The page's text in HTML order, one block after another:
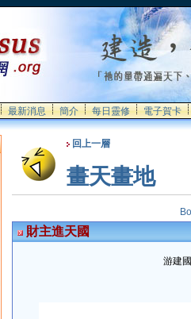
最新消息 簡介 每日靈修 電子賀卡
回上一層
畫天畫地
財主進天國
游建國